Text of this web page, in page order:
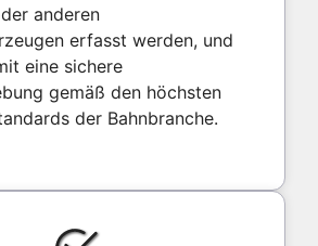
anderen
erfasst werden, und
eine sichere
gemäß den höchsten
der Bahnbranche.